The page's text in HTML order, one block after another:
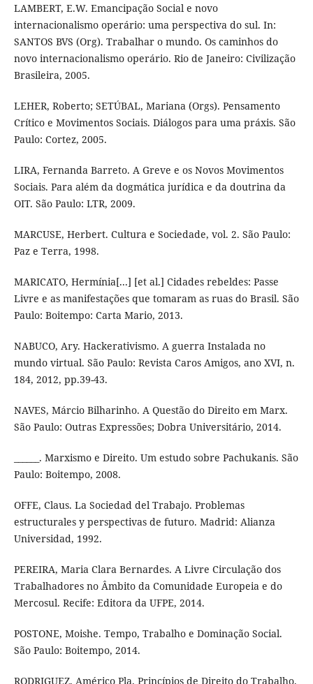
LAMBERT, E.W. Emancipação Social e novo
internacionalismo operário: uma perspectiva do sul. In:
SANTOS BVS (Org). Trabalhar o mundo. Os caminhos do
novo internacionalismo operário. Rio de Janeiro: Civilização
Brasileira, 2005.
LEHER, Roberto; SETÚBAL, Mariana (Orgs). Pensamento
Crítico e Movimentos Sociais. Diálogos para uma práxis. São
Paulo: Cortez, 2005.
LIRA, Fernanda Barreto. A Greve e os Novos Movimentos
Sociais. Para além da dogmática jurídica e da doutrina da
OIT. São Paulo: LTR, 2009.
MARCUSE, Herbert. Cultura e Sociedade, vol. 2. São Paulo:
Paz e Terra, 1998.
MARICATO, Hermínia[...] [et al.] Cidades rebeldes: Passe
Livre e as manifestações que tomaram as ruas do Brasil. São
Paulo: Boitempo: Carta Mario, 2013.
NABUCO, Ary. Hackerativismo. A guerra Instalada no
mundo virtual. São Paulo: Revista Caros Amigos, ano XVI, n.
184, 2012, pp.39-43.
NAVES, Márcio Bilharinho. A Questão do Direito em Marx.
São Paulo: Outras Expressões; Dobra Universitário, 2014.
______. Marxismo e Direito. Um estudo sobre Pachukanis. São
Paulo: Boitempo, 2008.
OFFE, Claus. La Sociedad del Trabajo. Problemas
estructurales y perspectivas de futuro. Madrid: Alianza
Universidad, 1992.
PEREIRA, Maria Clara Bernardes. A Livre Circulação dos
Trabalhadores no Âmbito da Comunidade Europeia e do
Mercosul. Recife: Editora da UFPE, 2014.
POSTONE, Moishe. Tempo, Trabalho e Dominação Social.
São Paulo: Boitempo, 2014.
RODRIGUEZ, Américo Pla. Princípios de Direito do Trabalho.